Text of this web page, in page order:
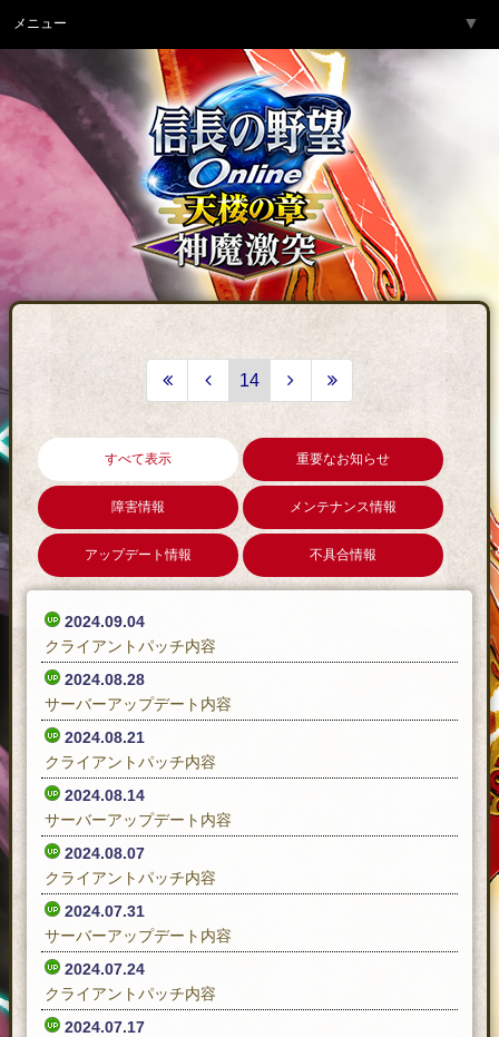
メニュー ▼
トップページ
ゲーム紹介
サービス
コミュニティ
ネットカフェ ▼
14
すべて表示 重要なお知らせ
障害情報 メンテナンス情報
アップデート情報 不具合情報
2024.09.04
クライアントパッチ内容
2024.08.28
サーバーアップデート内容
2024.08.21
クライアントパッチ内容
2024.08.14
サーバーアップデート内容
2024.08.07
クライアントパッチ内容
2024.07.31
サーバーアップデート内容
2024.07.24
クライアントパッチ内容
2024.07.17